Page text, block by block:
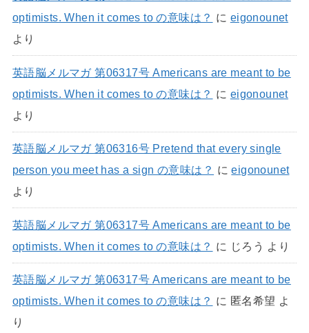
optimists. When it comes to の意味は？ に eigonounet
より
英語脳メルマガ 第06317号 Americans are meant to be
optimists. When it comes to の意味は？ に eigonounet
より
英語脳メルマガ 第06316号 Pretend that every single
person you meet has a sign の意味は？ にeigonounet
より
英語脳メルマガ 第06317号 Americans are meant to be
optimists. When it comes to の意味は？ に じろう より
英語脳メルマガ 第06317号 Americans are meant to be
optimists. When it comes to の意味は？ に 匿名希望 よ
り